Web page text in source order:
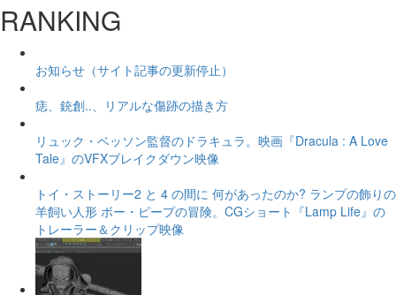
RANKING
お知らせ（サイト記事の更新停止）
痣、銃創..、リアルな傷跡の描き方
リュック・ベッソン監督のドラキュラ。映画『Dracula : A Love
Tale』のVFXブレイクダウン映像
トイ・ストーリー2 と 4 の間に 何があったのか? ランプの飾りの
羊飼い人形 ボー・ピープの冒険。CGショート『Lamp Life』の
トレーラー＆クリップ映像